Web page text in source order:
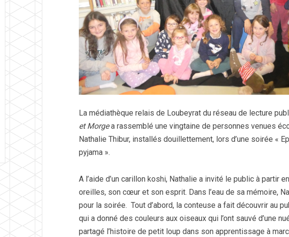
La médiathèque relais de Loubeyrat du réseau de lecture
et Morgea rassemblé une vingtaine de personnes venues
Nathalie Thibur, installés douillettement, lors d’une soirée «
pyjama ».
A l’aide d’un carillon koshi, Nathalie a invité le public à partir
oreilles, son cœur et son esprit. Dans l’eau de sa mémoire,
pour la soirée. Tout d’abord, la conteuse a fait découvrir au
qui a donné des couleurs aux oiseaux qui l’ont sauvé d’une
partagé l’histoire de petit loup dans son apprentissage à